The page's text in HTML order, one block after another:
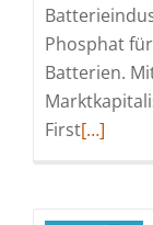
Phosphat
Batterien.
FirstRead
[…]